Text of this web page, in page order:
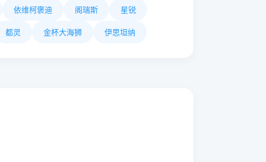
依维柯褒迪 阁瑞斯 星锐
都灵 金杯大海狮 伊思坦纳